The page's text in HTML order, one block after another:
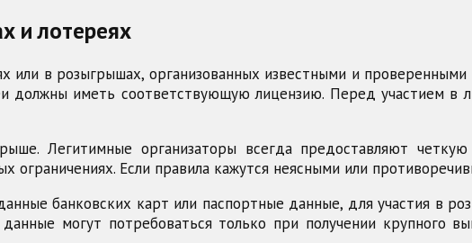
и лотереях
или в розыгрышах, организованных известными и
должны иметь соответствующую лицензию. Перед участием в
Легитимные организаторы всегда предоставляют
ограничениях. Если правила кажутся неясными или
банковских карт или паспортные данные, для участия в
могут потребоваться только при получении крупного